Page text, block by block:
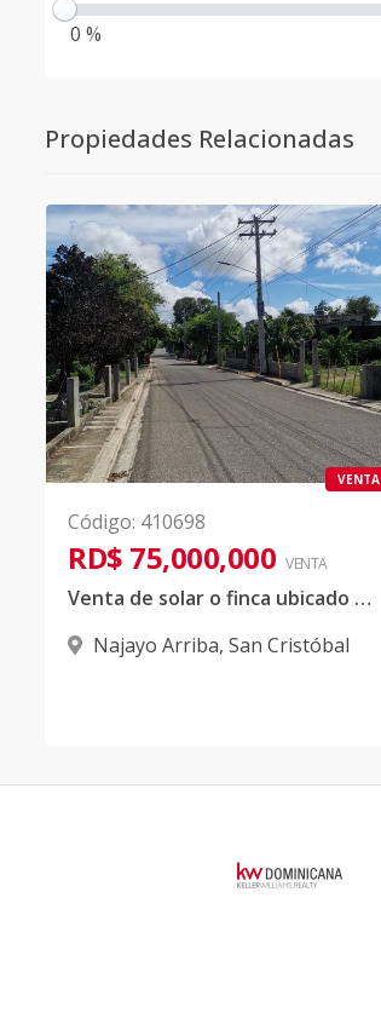
0 %
Propiedades Relacionadas
VENTA
Código: 410698
RD$ 75,000,000 VENTA
Venta de solar o finca ubicado en San Cristóbal
Najayo Arriba, San Cristóbal